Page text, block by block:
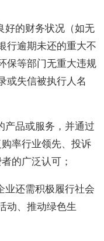
好的财务状况（如无
行逾期未还的重大不
保等部门无重大违规
或失信被执行人名
产品或服务，并通过
率行业领先、投诉
的广泛认可；
业还需积极履行社会
动、推动绿色生